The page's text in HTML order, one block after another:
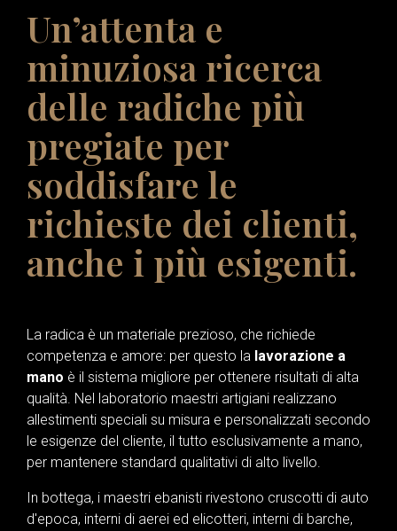
Un’attenta e
minuziosa ricerca
delle radiche più
pregiate per
soddisfare le
richieste dei clienti,
anche i più esigenti.
La radica è un materiale prezioso, che richiede
competenza e amore: per questo la lavorazione a
mano è il sistema migliore per ottenere risultati di alta
qualità. Nel laboratorio maestri artigiani realizzano
allestimenti speciali su misura e personalizzati secondo
le esigenze del cliente, il tutto esclusivamente a mano,
per mantenere standard qualitativi di alto livello.
In bottega, i maestri ebanisti rivestono cruscotti di auto
d'epoca, interni di aerei ed elicotteri, interni di barche,